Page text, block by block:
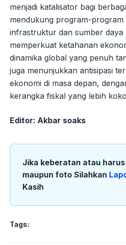
menjadi katalisator bagi
mendukung program-program
infrastruktur dan sumber daya
memperkuat ketahanan
dinamika global yang penuh
juga menunjukkan antisipasi
ekonomi di masa depan,
kerangka fiskal yang lebih
Editor: Akbar soaks
Jika keberatan atau
maupun foto Silahkan
Kasih
Tags: